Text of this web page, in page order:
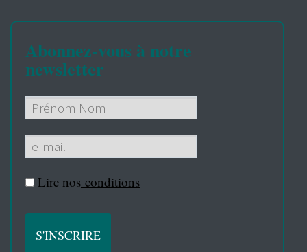
Abonnez-vous à notre
newsletter
Lire nos conditions